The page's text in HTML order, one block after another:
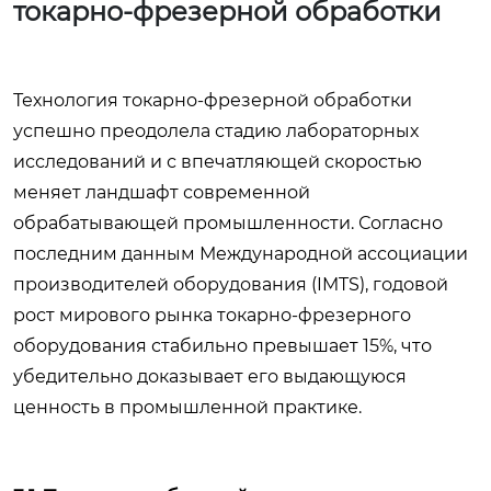
токарно-фрезерной обработки
Технология токарно-фрезерной обработки
успешно преодолела стадию лабораторных
исследований и с впечатляющей скоростью
меняет ландшафт современной
обрабатывающей промышленности. Согласно
последним данным Международной ассоциации
производителей оборудования (IMTS), годовой
рост мирового рынка токарно-фрезерного
оборудования стабильно превышает 15%, что
убедительно доказывает его выдающуюся
ценность в промышленной практике.